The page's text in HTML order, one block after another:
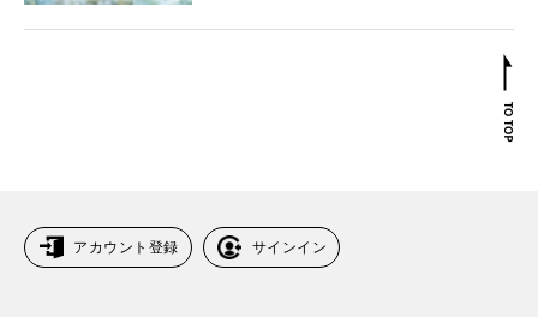
アカウント登録 サインイン